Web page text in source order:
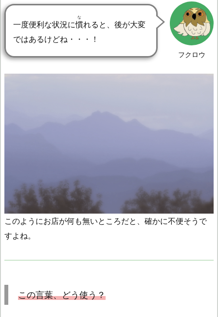
フクロウ
一度便利な状況に慣
な
れると、後が大変
ではあるけどね・・・！
このようにお店が何も無いところだと、確かに不便そうで
すよね。
この言葉、どう使う？